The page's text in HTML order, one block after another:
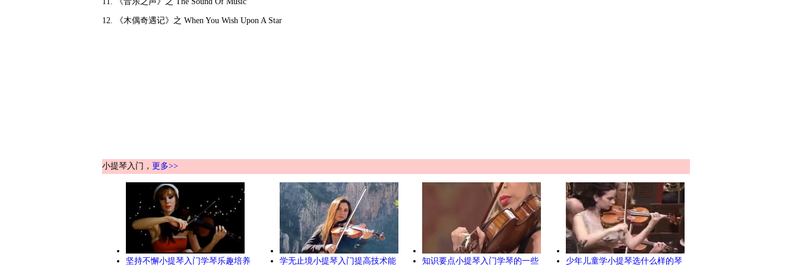
12. 《木偶奇遇记》之 When You Wish Upon A Star
小提琴入门， 更多>>
坚持不懈小提琴入门学琴乐趣培养 学无止境小提琴入门提高技术能 知识要点小提琴入门学琴的一些 少年儿童学小提琴选什么样的琴